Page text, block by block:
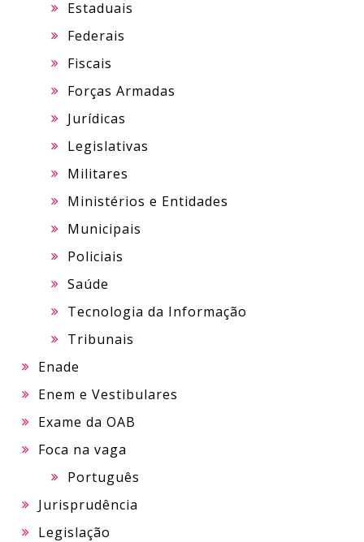
Estaduais
Federais
Fiscais
Forças Armadas
Jurídicas
Legislativas
Militares
Ministérios e Entidades
Municipais
Policiais
Saúde
Tecnologia da Informação
Tribunais
Enade
Enem e Vestibulares
Exame da OAB
Foca na vaga
Português
Jurisprudência
Legislação